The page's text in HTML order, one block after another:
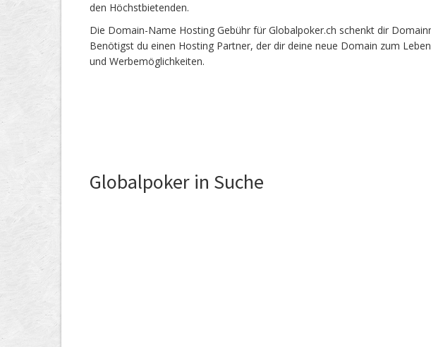
den Höchstbietenden.
Die Domain-Name Hosting Gebühr für Globalpoker.ch schenkt dir
Benötigst du einen Hosting Partner, der dir deine neue Domain zum
und Werbemöglichkeiten.
Globalpoker in Suche